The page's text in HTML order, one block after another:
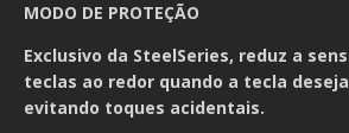
MODO DE PROTEÇÃO
Exclusivo da SteelSeries, reduz a
teclas ao redor quando a tecla
evitando toques acidentais.